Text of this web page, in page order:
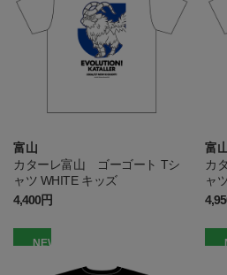
富山
カターレ富山 ゴーゴート Tシ
ャツ WHITE キッズ
4,400円
富
カ
ャ
NEW